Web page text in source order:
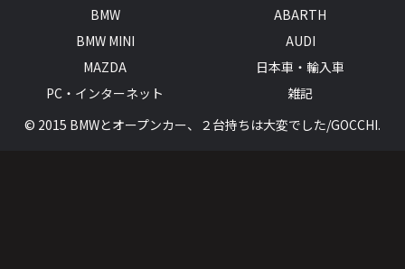
BMW
ABARTH
BMW MINI
AUDI
MAZDA
日本車・輸入車
PC・インターネット
雑記
© 2015 BMWとオープンカー、２台持ちは大変でした/GOCCHI.